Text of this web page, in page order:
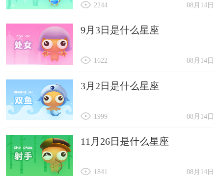
08月14日
2244
9月3日是什么星座
08月14日
1622
3月2日是什么星座
08月14日
1999
11月26日是什么星座
08月14日
1841